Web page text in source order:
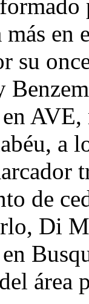
más
su
AVE,
a
de
Di